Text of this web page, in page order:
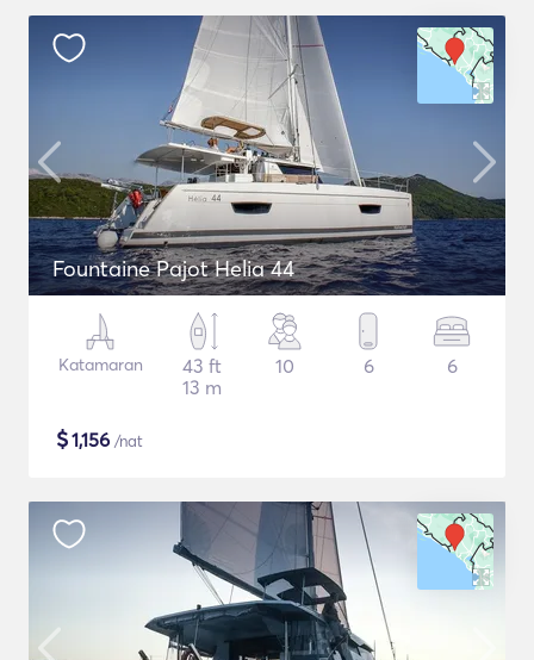
Fountaine Pajot Helia 44
Katamaran
43 ft
13 m
10 6 6
$1,156 /nat